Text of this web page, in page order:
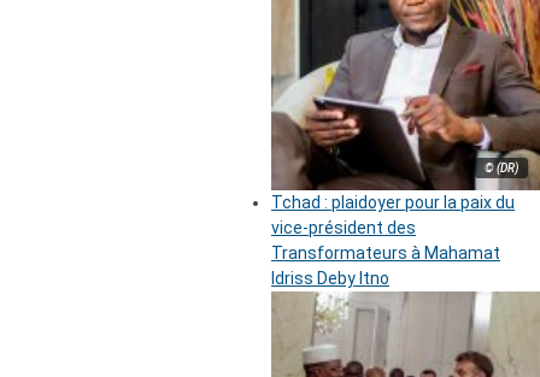
© (DR)
Tchad : plaidoyer pour la paix du
vice-président des
Transformateurs à Mahamat
Idriss Deby Itno